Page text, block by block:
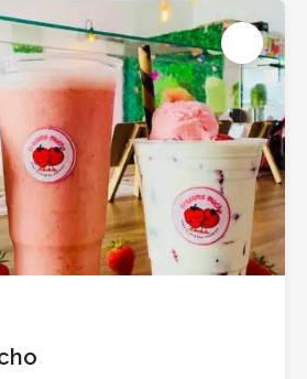
$140.00 -
por